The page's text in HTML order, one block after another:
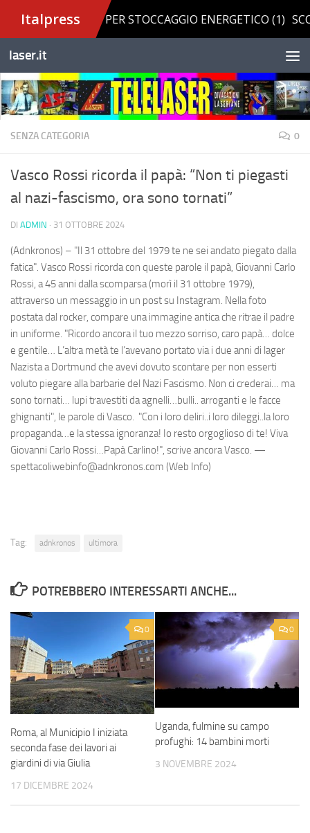
Salta al contenuto
laser.it
SENZA CATEGORIA 0
Vasco Rossi ricorda il papà: “Non ti piegasti
al nazi-fascismo, ora sono tornati”
DI ADMIN · 31 OTTOBRE 2024
(Adnkronos) – "Il 31 ottobre del 1979 te ne sei andato piegato dalla
fatica". Vasco Rossi ricorda con queste parole il papà, Giovanni Carlo
Rossi, a 45 anni dalla scomparsa (morì il 31 ottobre 1979),
attraverso un messaggio in un post su Instagram. Nella foto
postata dal rocker, compare una immagine antica che ritrae il padre
in uniforme. "Ricordo ancora il tuo mezzo sorriso, caro papà… dolce
e gentile… L’altra metà te l’avevano portato via i due anni di lager
Nazista a Dortmund che avevi dovuto scontare per non esserti
voluto piegare alla barbarie del Nazi Fascismo. Non ci crederai… ma
sono tornati… lupi travestiti da agnelli…bulli.. arroganti e le facce
ghignanti", le parole di Vasco. "Con i loro deliri..i loro dileggi..la loro
propaganda…e la stessa ignoranza! Io resto orgoglioso di te! Viva
Giovanni Carlo Rossi…Papà Carlino!", scrive ancora Vasco. —
spettacoliwebinfo@adnkronos.com (Web Info)
Tag: adnkronos ultimora
POTREBBERO INTERESSARTI ANCHE...
0
Roma, al Municipio I iniziata
seconda fase dei lavori ai
giardini di via Giulia
17 DICEMBRE 2024
0
Uganda, fulmine su campo
profughi: 14 bambini morti
3 NOVEMBRE 2024